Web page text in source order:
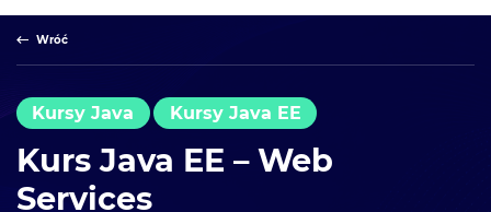
Wróć
Kursy Java Kursy Java EE
Kurs Java EE – Web
Services